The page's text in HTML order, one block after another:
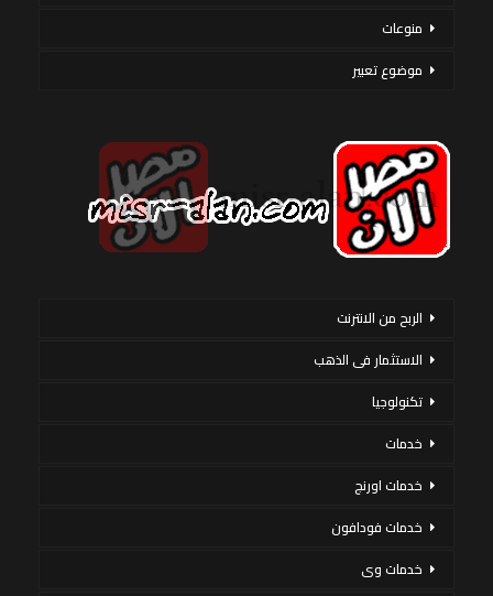
منوعات
موضوع تعبير
الربح من الانترنت
الاستثمار فى الذهب
تكنولوجيا
خدمات
خدمات اورنج
خدمات فودافون
خدمات وى